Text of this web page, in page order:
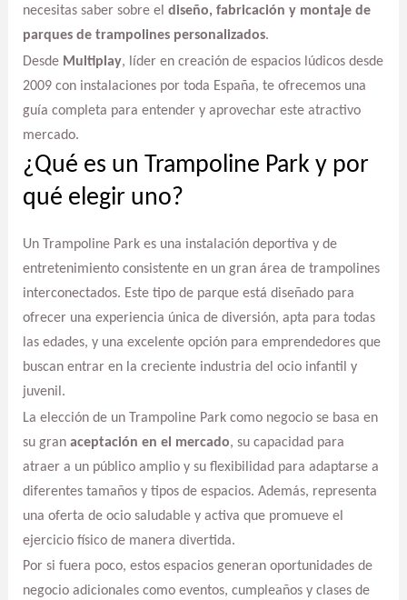
necesitas saber sobre el diseño, fabricación y montaje de
parques de trampolines personalizados.
Desde Multiplay, líder en creación de espacios lúdicos desde
2009 con instalaciones por toda España, te ofrecemos una
guía completa para entender y aprovechar este atractivo
mercado.
¿Qué es un Trampoline Park y por
qué elegir uno?
Un Trampoline Park es una instalación deportiva y de
entretenimiento consistente en un gran área de trampolines
interconectados. Este tipo de parque está diseñado para
ofrecer una experiencia única de diversión, apta para todas
las edades, y una excelente opción para emprendedores que
buscan entrar en la creciente industria del ocio infantil y
juvenil.
La elección de un Trampoline Park como negocio se basa en
su gran aceptación en el mercado, su capacidad para
atraer a un público amplio y su flexibilidad para adaptarse a
diferentes tamaños y tipos de espacios. Además, representa
una oferta de ocio saludable y activa que promueve el
ejercicio físico de manera divertida.
Por si fuera poco, estos espacios generan oportunidades de
negocio adicionales como eventos, cumpleaños y clases de